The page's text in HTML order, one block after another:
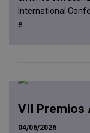
International
e...
VII Premios
04/06/2026